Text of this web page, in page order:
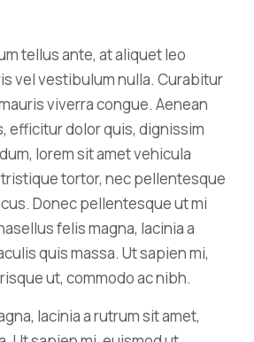
tellus ante, at aliquet leo
vel vestibulum nulla. Curabitur
viverra congue. Aenean
efficitur dolor quis, dignissim
lorem sit amet vehicula
tortor, nec pellentesque
Donec pellentesque ut mi
felis magna, lacinia a
quis massa. Ut sapien mi,
ut, commodo ac nibh.
lacinia a rutrum sit amet,